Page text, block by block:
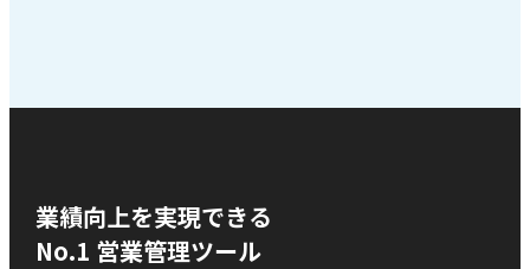
業績向上を実現できる
No.1 営業管理ツール